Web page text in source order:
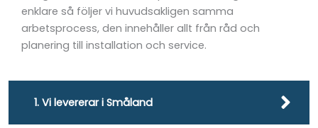
1. Vi levererar i Småland
enklare så följer vi huvudsakligen samma
arbetsprocess, den innehåller allt från råd och
planering till installation och service.